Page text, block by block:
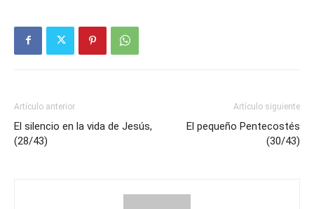
Artículo anterior
El silencio en la vida de Jesús,
(28/43)
Artículo siguiente
El pequeño Pentecostés
(30/43)